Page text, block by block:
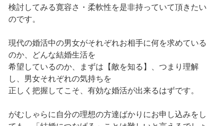
検討してみる寛容さ・柔軟性を是非持っていて頂きたい
のです。
現代の婚活中の男女がそれぞれお相手に何を求めている
のか、どんな結婚生活を
希望しているのか、まずは【敵を知る】、つまり理解
し、男女それぞれの気持ちを
正しく把握してこそ、有効な婚活が出来るはずです。
がむしゃらに自分の理想の方達ばかりにお申し込みをし